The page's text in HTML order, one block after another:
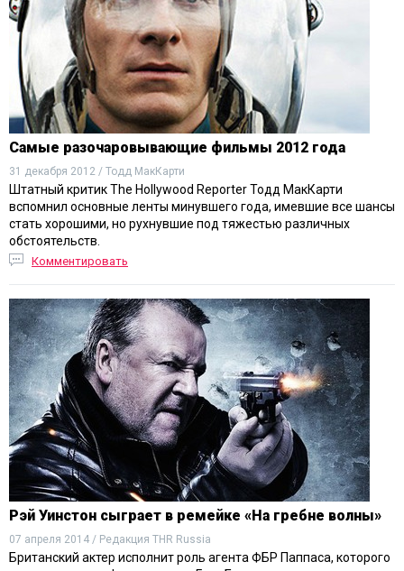
Самые разочаровывающие фильмы 2012 года
31 декабря 2012 / Тодд МакКарти
Штатный критик The Hollywood Reporter Тодд МакКарти
вспомнил основные ленты минувшего года, имевшие все шансы
стать хорошими, но рухнувшие под тяжестью различных
обстоятельств.
Комментировать
Рэй Уинстон сыграет в ремейке «На гребне волны»
07 апреля 2014 / Редакция THR Russia
Британский актер исполнит роль агента ФБР Паппаса, которого